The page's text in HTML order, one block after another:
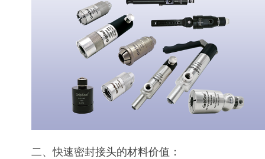
二、快速密封接头的材料价值：